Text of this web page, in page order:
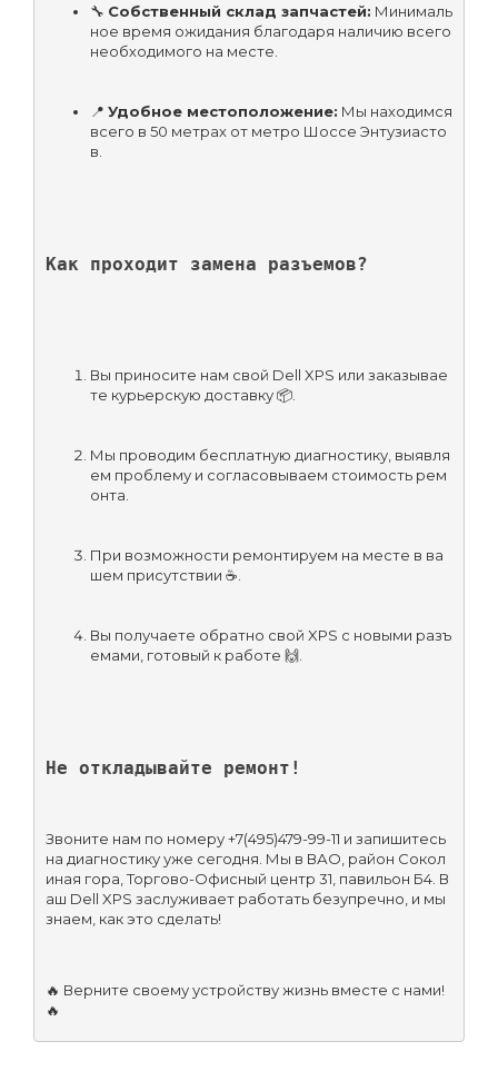
🔧 Собственный склад запчастей: Минималь
ное время ожидания благодаря наличию всего
необходимого на месте.
📍 Удобное местоположение: Мы находимся
всего в 50 метрах от метро Шоссе Энтузиасто
в.
Как проходит замена разъемов?
Вы приносите нам свой Dell XPS или заказывае
те курьерскую доставку 📦.
Мы проводим бесплатную диагностику, выявля
ем проблему и согласовываем стоимость рем
онта.
При возможности ремонтируем на месте в ва
шем присутствии ☕.
Вы получаете обратно свой XPS с новыми разъ
емами, готовый к работе 🙌.
Не откладывайте ремонт!
Звоните нам по номеру +7(495)479-99-11 и запишитесь
на диагностику уже сегодня. Мы в ВАО, район Сокол
иная гора, Торгово-Офисный центр 31, павильон Б4. В
аш Dell XPS заслуживает работать безупречно, и мы
знаем, как это сделать!
🔥 Верните своему устройству жизнь вместе с нами!
🔥